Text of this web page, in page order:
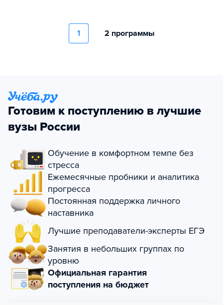
1 2 программы
Готовим к поступлению в лучшие
вузы России
Обучение в комфортном темпе без
стресса
Ежемесячные пробники и аналитика
прогресса
Постоянная поддержка личного
наставника
Лучшие преподаватели-эксперты ЕГЭ
Занятия в небольших группах по
уровню
Официальная гарантия
поступления на бюджет